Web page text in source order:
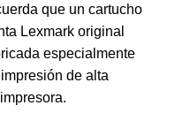
que un cartucho
Lexmark original
especialmente
de alta